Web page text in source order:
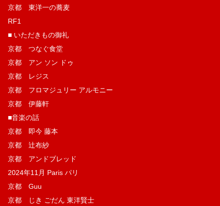
京都 東洋一の蕎麦
RF1
■ いただきもの御礼
京都 つなぐ食堂
京都 アン ソン ドゥ
京都 レジス
京都 フロマジュリー アルモニー
京都 伊藤軒
■音楽の話
京都 即今 藤本
京都 辻布紗
京都 アンドブレッド
2024年11月 Paris パリ
京都 Guu
京都 じき ごだん 東洋賢士